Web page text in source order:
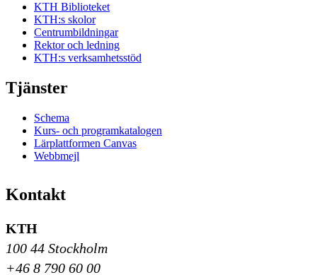
KTH Biblioteket
KTH:s skolor
Centrumbildningar
Rektor och ledning
KTH:s verksamhetsstöd
Tjänster
Schema
Kurs- och programkatalogen
Lärplattformen Canvas
Webbmejl
Kontakt
KTH
100 44 Stockholm
+46 8 790 60 00